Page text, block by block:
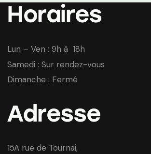
Horaires
Lun – Ven : 9h à 18h
Samedi : Sur rendez-vous
Dimanche : Fermé
Adresse
15A rue de Tournai,